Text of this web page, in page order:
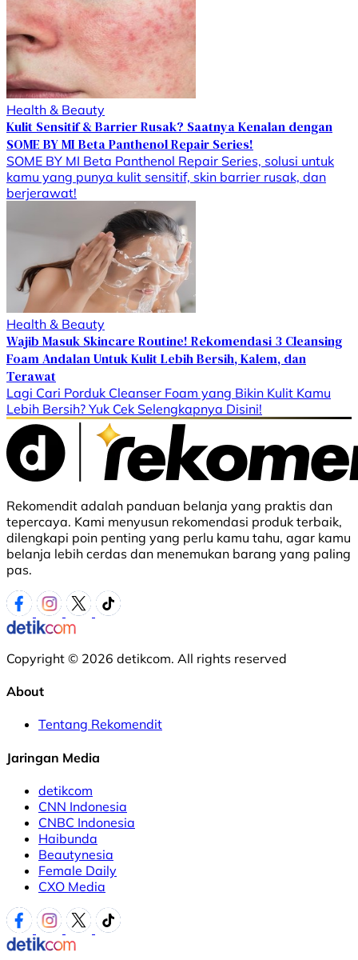
Health & Beauty
Kulit Sensitif & Barrier Rusak? Saatnya Kenalan dengan
SOME BY MI Beta Panthenol Repair Series!
SOME BY MI Beta Panthenol Repair Series, solusi untuk
kamu yang punya kulit sensitif, skin barrier rusak, dan
berjerawat!
Health & Beauty
Wajib Masuk Skincare Routine! Rekomendasi 3 Cleansing
Foam Andalan Untuk Kulit Lebih Bersih, Kalem, dan
Terawat
Lagi Cari Porduk Cleanser Foam yang Bikin Kulit Kamu
Lebih Bersih? Yuk Cek Selengkapnya Disini!
Rekomendit adalah panduan belanja yang praktis dan
tepercaya. Kami menyusun rekomendasi produk terbaik,
dilengkapi poin penting yang perlu kamu tahu, agar kamu
belanja lebih cerdas dan menemukan barang yang paling
pas.
Copyright © 2026 detikcom. All rights reserved
About
Tentang Rekomendit
Jaringan Media
detikcom
CNN Indonesia
CNBC Indonesia
Haibunda
Beautynesia
Female Daily
CXO Media